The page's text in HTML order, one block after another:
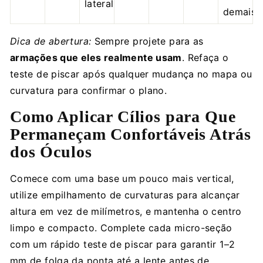
comprimentos únicos variando de 8mm a 15mm
100% vegano e livre de crueldade Acabamento
fosco preto escuro Tiras com suporte de folha
que podem ser recolocadas em qualquer lugar
popularidade entre os artistas de cílios em todo
o mundo e estão rapidamente se tornando a
última tendência no setor. Então, por que não se
manter atualizado com seus serviços de cílios e
YY Lashes proporcionam? Garanta as suas
agora!
lateral
demais.
Dica de abertura: Sempre projete para as
armações que eles realmente usam. Refaça o
teste de piscar após qualquer mudança no mapa ou
curvatura para confirmar o plano.
Como Aplicar Cílios para Que
Permaneçam Confortáveis Atrás
dos Óculos
Comece com uma base um pouco mais vertical,
utilize empilhamento de curvaturas para alcançar
altura em vez de milímetros, e mantenha o centro
limpo e compacto. Complete cada micro-seção
com um rápido teste de piscar para garantir 1–2
mm de folga da ponta até a lente antes de